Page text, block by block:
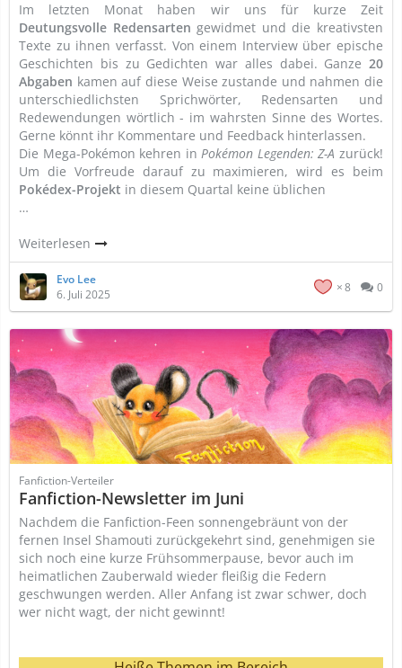
Im letzten Monat haben wir uns für kurze Zeit
Deutungsvolle Redensarten gewidmet und die kreativsten
Texte zu ihnen verfasst. Von einem Interview über epische
Geschichten bis zu Gedichten war alles dabei. Ganze 20
Abgaben kamen auf diese Weise zustande und nahmen die
unterschiedlichsten Sprichwörter, Redensarten und
Redewendungen wörtlich - im wahrsten Sinne des Wortes.
Gerne könnt ihr Kommentare und Feedback hinterlassen.
Die Mega-Pokémon kehren inPokémon Legenden: Z-A zurück!
Um die Vorfreude darauf zu maximieren, wird es beim
Pokédex-Projekt in diesem Quartal keine üblichen
…
Weiterlesen
Evo Lee
6. Juli 2025
8 0
Fanfiction-Verteiler
Fanfiction-Newsletter im Juni
Nachdem die Fanfiction-Feen sonnengebräunt von der
fernen Insel Shamouti zurückgekehrt sind, genehmigen sie
sich noch eine kurze Frühsommerpause, bevor auch im
heimatlichen Zauberwald wieder fleißig die Federn
geschwungen werden. Aller Anfang ist zwar schwer, doch
wer nicht wagt, der nicht gewinnt!